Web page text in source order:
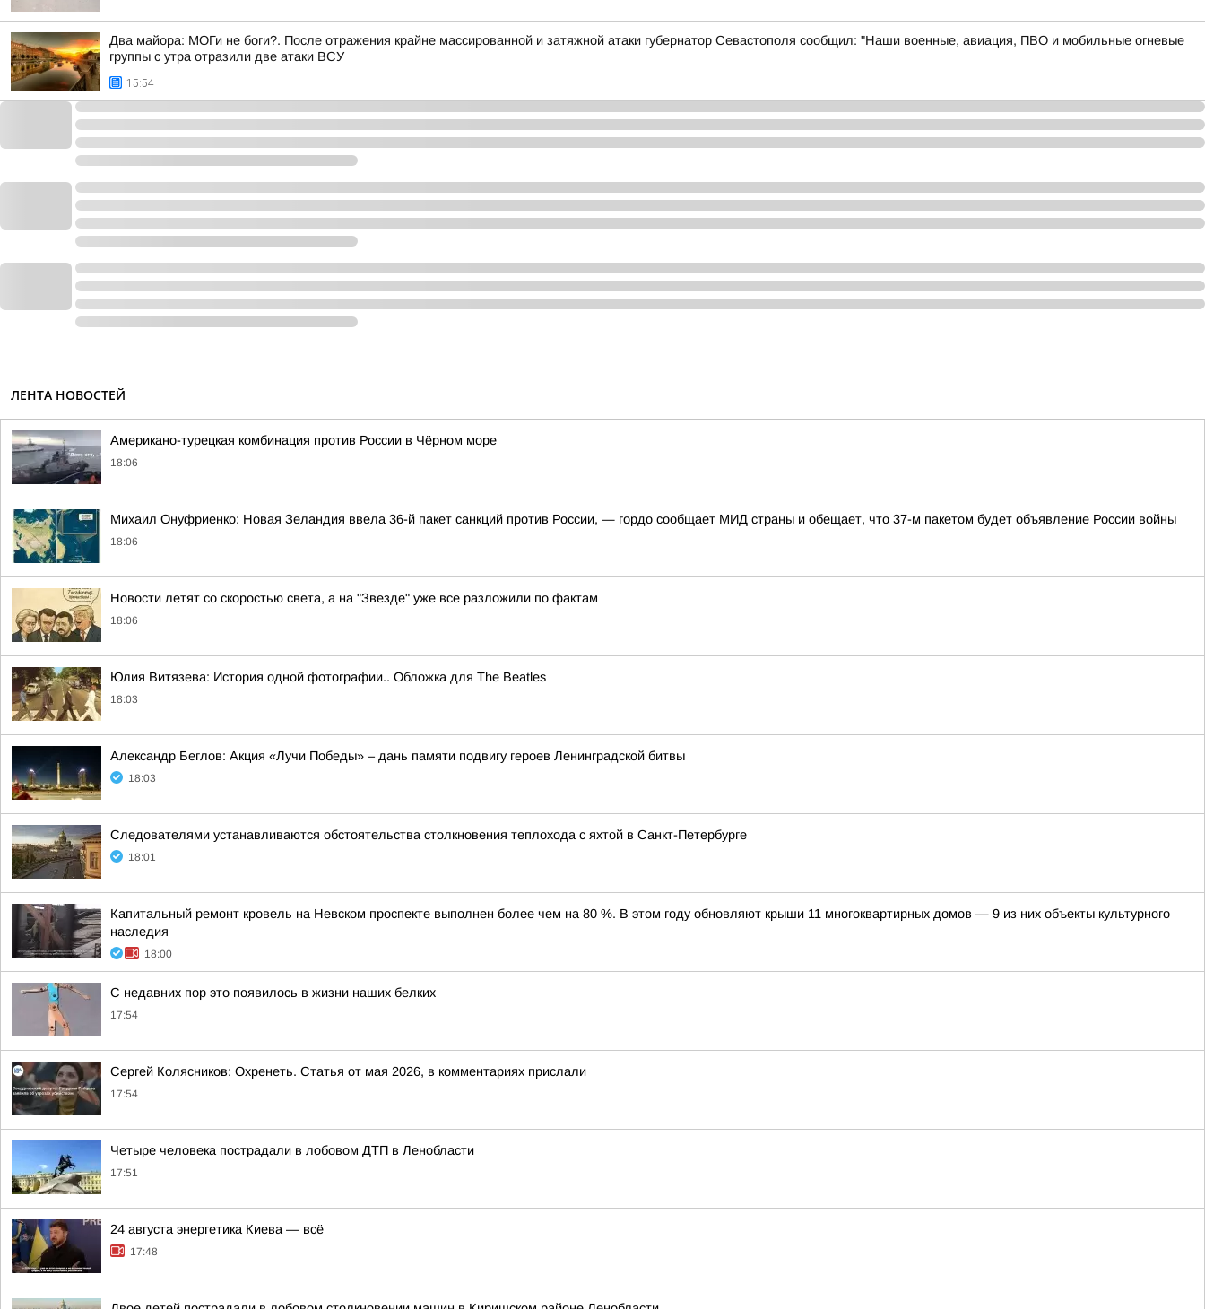
Два майора: МОГи не боги?. После отражения крайне массированной и затяжной атаки губернатор Севастополя сообщил: "Наши военные, авиация, ПВО и мобильные огневые
группы с утра отразили две атаки ВСУ
15:54
ЛЕНТА НОВОСТЕЙ
Американо-турецкая комбинация против России в Чёрном море
18:06
Михаил Онуфриенко: Новая Зеландия ввела 36-й пакет санкций против России, — гордо сообщает МИД страны и обещает, что 37-м пакетом будет объявление России войны
18:06
Новости летят со скоростью света, а на "Звезде" уже все разложили по фактам
18:06
Юлия Витязева: История одной фотографии.. Обложка для The Beatles
18:03
Александр Беглов: Акция «Лучи Победы» – дань памяти подвигу героев Ленинградской битвы
18:03
Следователями устанавливаются обстоятельства столкновения теплохода с яхтой в Санкт-Петербурге
18:01
Капитальный ремонт кровель на Невском проспекте выполнен более чем на 80 %. В этом году обновляют крыши 11 многоквартирных домов — 9 из них объекты культурного
наследия
18:00
С недавних пор это появилось в жизни наших белких
17:54
Сергей Колясников: Охренеть. Статья от мая 2026, в комментариях прислали
17:54
Четыре человека пострадали в лобовом ДТП в Ленобласти
17:51
24 августа энергетика Киева — всё
17:48